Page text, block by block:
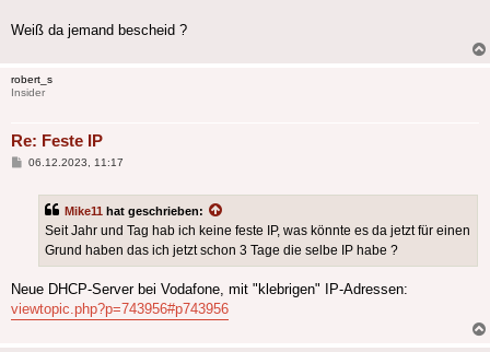
Weiß da jemand bescheid ?
robert_s
Insider
Re: Feste IP
Beitrag
06.12.2023, 11:17
Mike11 hat geschrieben:
Seit Jahr und Tag hab ich keine feste IP, was könnte es da jetzt für einen
Grund haben das ich jetzt schon 3 Tage die selbe IP habe ?
Neue DHCP-Server bei Vodafone, mit "klebrigen" IP-Adressen:
viewtopic.php?p=743956#p743956